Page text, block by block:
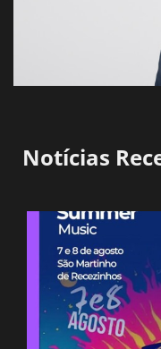
Notícias